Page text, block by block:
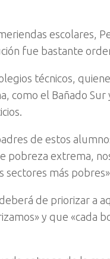
escolares,
fue bastante
técnicos,
como el Bañado Sur
de estos
pobreza extrema,
sectores más pobres»
de priorizar a
y que «cada